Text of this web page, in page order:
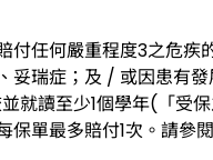
任何嚴重程度3之危疾
妥瑞症；及 / 或因患有
就讀至少1個學年(「受
保單最多賠付1次。請參